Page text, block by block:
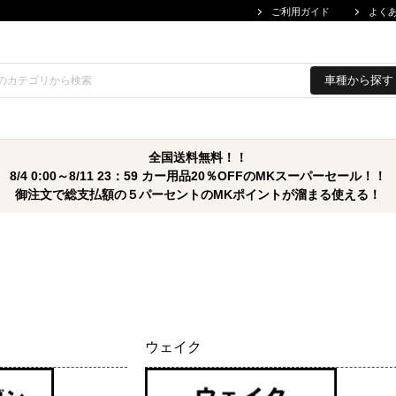
ご利用ガイド よく
車種から探す
全国送料無料！！
8/4 0:00～8/11 23：59 カー用品20％OFFのMKスーパーセール！！
御注文で総支払額の５パーセントのMKポイントが溜まる使える！
ウェイク